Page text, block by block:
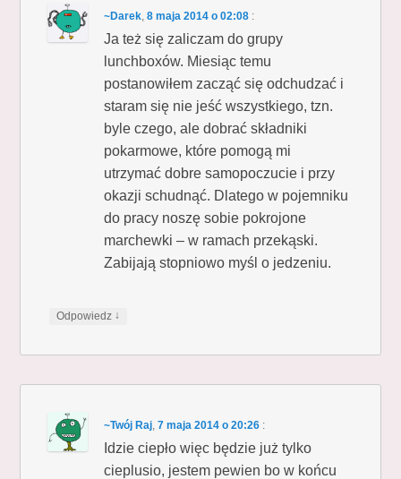
~Darek,8 maja 2014 o 02:08 :
Ja też się zaliczam do grupy
lunchboxów. Miesiąc temu
postanowiłem zacząć się odchudzać i
staram się nie jeść wszystkiego, tzn.
byle czego, ale dobrać składniki
pokarmowe, które pomogą mi
utrzymać dobre samopoczucie i przy
okazji schudnąć. Dlatego w pojemniku
do pracy noszę sobie pokrojone
marchewki – w ramach przekąski.
Zabijają stopniowo myśl o jedzeniu.
Odpowiedz ↓
~Twój Raj,7 maja 2014 o 20:26 :
Idzie ciepło więc będzie już tylko
cieplusio, jestem pewien bo w końcu